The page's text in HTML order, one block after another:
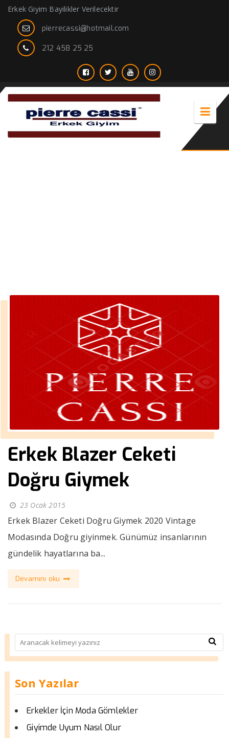
Erkek Giyim Bayilikler Verilecektir
pierrecassi@hotmail.com
212 458 25 25
Erkek Blazer Ceketi
Doğru Giymek
23 Ocak 2015
Erkek Blazer Ceketi Doğru Giymek 2020 Vintage
Modasında Doğru giyinmek. Günümüz insanlarının
gündelik hayatlarına ba...
Devamını oku
Son Yazılar
Erkekler İçin Moda Gömlekler
Giyimde Uyum Nasıl Olur